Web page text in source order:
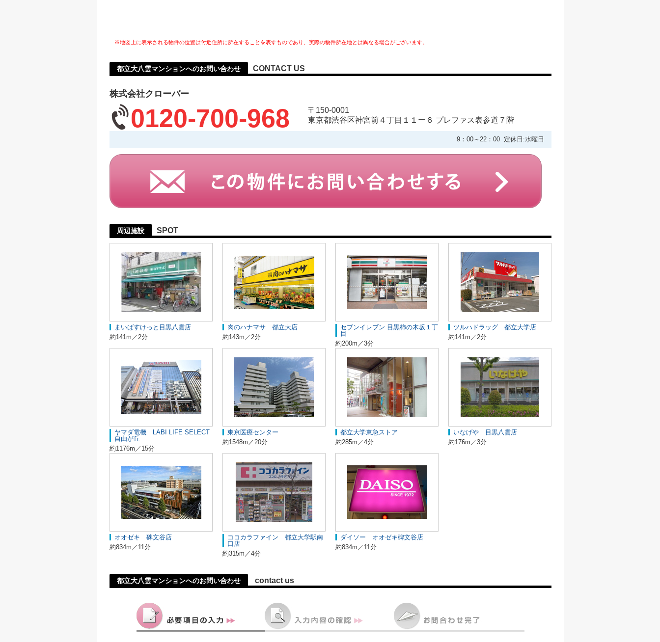
※地図上に表示される物件の位置は付近住所に所在することを表すものであり、実際の物件所在地とは異なる場合がございます。
都立大八雲マンションへのお問い合わせ CONTACT US
株式会社クローバー
0120-700-968
〒150-0001
東京都渋谷区神宮前４丁目１１ー６ プレファス表参道７階
9：00～22：00 定休日:水曜日
周辺施設 SPOT
まいばすけっと目黒八雲店
約141m／2分
肉のハナマサ 都立大店
約143m／2分
セブンイレブン 目黒柿の木坂１丁
目
約200m／3分
ツルハドラッグ 都立大学店
約141m／2分
ヤマダ電機 LABI LIFE SELECT
自由が丘
約1176m／15分
東京医療センター
約1548m／20分
都立大学東急ストア
約285m／4分
いなげや 目黒八雲店
約176m／3分
オオゼキ 碑文谷店
約834m／11分
ココカラファイン 都立大学駅南
口店
約315m／4分
ダイソー オオゼキ碑文谷店
約834m／11分
都立大八雲マンションへのお問い合わせ contact us